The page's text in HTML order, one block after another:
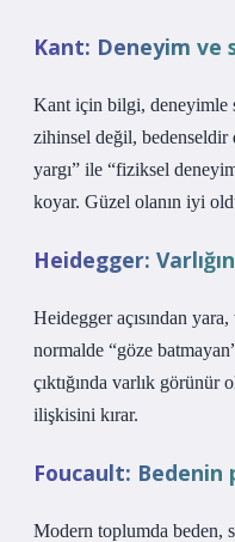
Kant: Deneyim ve
Kant için bilgi, deneyimle
zihinsel değil, bedenseldir
yargı” ile “fiziksel
koyar. Güzel olanın iyi
Heidegger: Varlığın
Heidegger açısından yara,
normalde “göze
çıktığında varlık
ilişkisini kırar.
Foucault:
Modern toplumda beden,